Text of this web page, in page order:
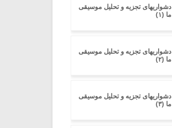
دشواریهای تجزیه و تحلیل موسیقی
ما (۱)
دشواریهای تجزیه و تحلیل موسیقی
ما (۲)
دشواریهای تجزیه و تحلیل موسیقی
ما (۳)